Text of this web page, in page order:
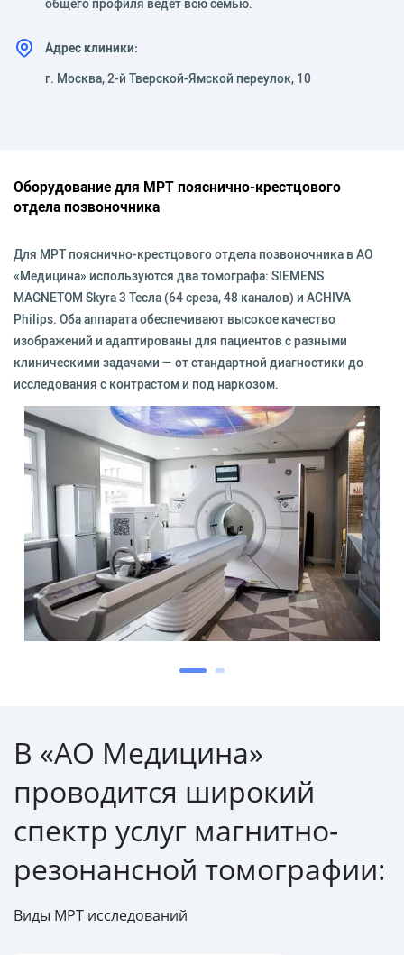
общего профиля ведет всю семью.
Адрес клиники:
г. Москва, 2-й Тверской-Ямской переулок, 10
Оборудование для МРТ пояснично-крестцового
отдела позвоночника
Для МРТ пояснично-крестцового отдела позвоночника в АО
«Медицина» используются два томографа: SIEMENS
MAGNETOM Skyra 3 Тесла (64 среза, 48 каналов) и ACHIVA
Philips. Оба аппарата обеспечивают высокое качество
изображений и адаптированы для пациентов с разными
клиническими задачами — от стандартной диагностики до
исследования с контрастом и под наркозом.
В «АО Медицина»
проводится широкий
спектр услуг магнитно-
резонансной томографии:
Виды МРТ исследований